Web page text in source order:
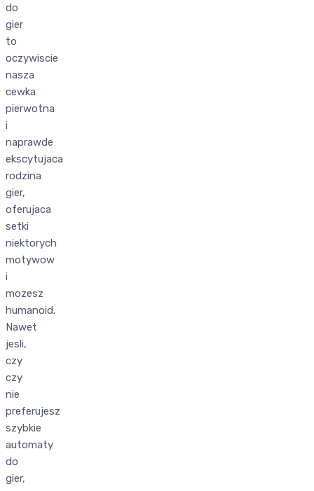
do
gier
to
oczywiscie
nasza
cewka
pierwotna
i
naprawde
ekscytujaca
rodzina
gier,
oferujaca
setki
niektorych
motywow
i
mozesz
humanoid.
Nawet
jesli,
czy
czy
nie
preferujesz
szybkie
automaty
do
gier,